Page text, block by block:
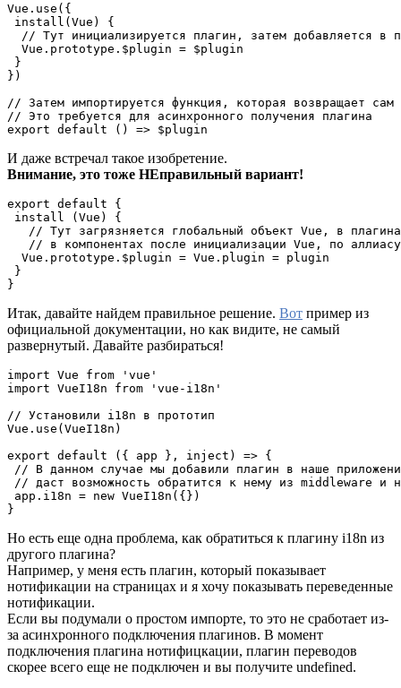
Vue.use({
install(Vue) {
// Тут инициализируется плагин, затем добавляется в
  Vue.prototype.$plugin = $plugin
}
})
// Затем импортируется функция, которая возвращает сам
// Это требуется для асинхронного получения плагина
export default () => $plugin
И даже встречал такое изобретение.
Внимание, это тоже НЕправильный вариант!
export default {
install (Vue) {
// Тут загрязняется глобальный объект Vue, в
// в компонентах после инициализации Vue, по
  Vue.prototype.$plugin = Vue.plugin = plugin
}
}
Итак, давайте найдем правильное решение. Вот пример из
официальной документации, но как видите, не самый
развернутый. Давайте разбираться!
import Vue from 'vue'
import VueI18n from 'vue-i18n'
// Установили i18n в прототип
Vue.use(VueI18n)
export default ({ app }, inject) => {
// В данном случае мы добавили плагин в наше
// даст возможность обратится к нему из middleware
app.i18n = new VueI18n({})
}
Но есть еще одна проблема, как обратиться к плагину i18n из
другого плагина?
Например, у меня есть плагин, который показывает
нотификации на страницах и я хочу показывать переведенные
нотификации.
Если вы подумали о простом импорте, то это не сработает из-
за асинхронного подключения плагинов. В момент
подключения плагина нотифицкации, плагин переводов
скорее всего еще не подключен и вы получите undefined.